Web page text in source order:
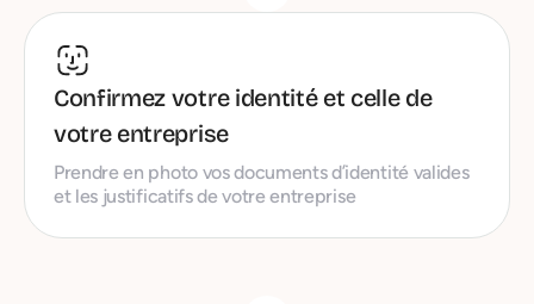
Confirmez votre identité et celle de
votre entreprise
Prendre en photo vos documents d’identité valides
et les justificatifs de votre entreprise